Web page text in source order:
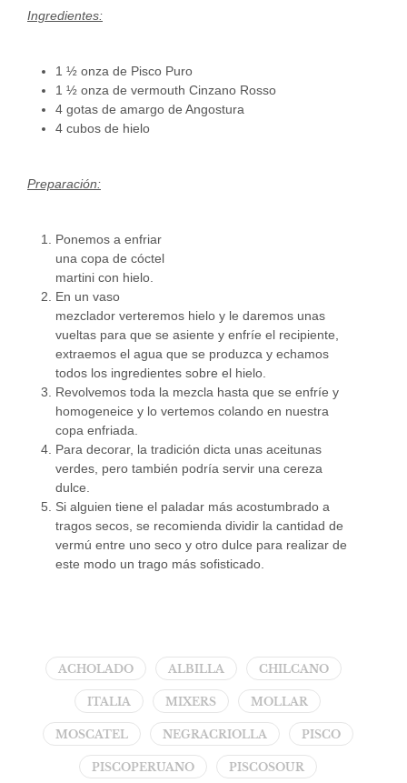
Ingredientes:
1 ½ onza de Pisco Puro
1 ½ onza de vermouth Cinzano Rosso
4 gotas de amargo de Angostura
4 cubos de hielo
Preparación:
Ponemos a enfriar
una copa de cóctel
martini con hielo.
En un vaso
mezclador verteremos hielo y le daremos unas
vueltas para que se asiente y enfríe el recipiente,
extraemos el agua que se produzca y echamos
todos los ingredientes sobre el hielo.
Revolvemos toda la mezcla hasta que se enfríe y
homogeneice y lo vertemos colando en nuestra
copa enfriada.
Para decorar, la tradición dicta unas aceitunas
verdes, pero también podría servir una cereza
dulce.
Si alguien tiene el paladar más acostumbrado a
tragos secos, se recomienda dividir la cantidad de
vermú entre uno seco y otro dulce para realizar de
este modo un trago más sofisticado.
ACHOLADO ALBILLA CHILCANO
ITALIA MIXERS MOLLAR
MOSCATEL NEGRACRIOLLA PISCO
PISCOPERUANO PISCOSOUR